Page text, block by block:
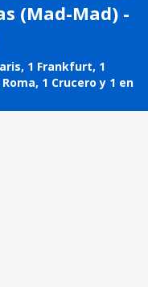
(Mad-Mad) -
1 Frankfurt, 1
1 Crucero y 1 en